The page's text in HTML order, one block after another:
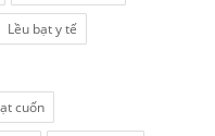
Lều bạt y tế
cuốn